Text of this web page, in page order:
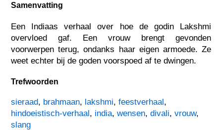
Samenvatting
Een Indiaas verhaal over hoe de godin Lakshmi
overvloed gaf. Een vrouw brengt gevonden
voorwerpen terug, ondanks haar eigen armoede. Ze
weet echter bij de goden voorspoed af te dwingen.
Trefwoorden
sieraad, brahmaan, lakshmi,feestverhaal,
hindoeistisch-verhaal, india,wensen,divali,vrouw,
slang